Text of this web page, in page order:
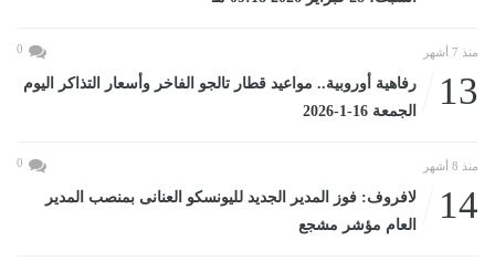
منذ 7 أشهر 0
13
رفاهية أوروبية.. مواعيد قطار تالجو الفاخر وأسعار التذاكر اليوم
الجمعة 16-1-2026
منذ 8 أشهر 0
14
لافروف: فوز المدير الجديد لليونسكو العنانى بمنصب المدير
العام مؤشر مشجع